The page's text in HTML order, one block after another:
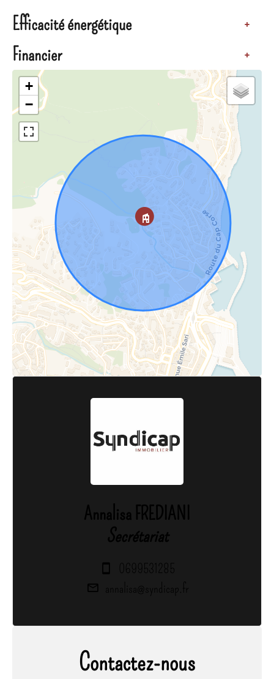
Efficacité énergétique +
Financier +
+
−
Annalisa FREDIANI
Secrétariat
0699531285
annalisa@syndicap.fr
Contactez-nous